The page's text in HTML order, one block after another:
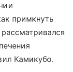
примкнуть
Камикубо.